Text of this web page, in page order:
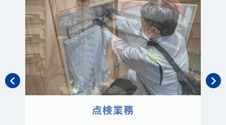
点検業務
改修工事
大型工事（設計施工）